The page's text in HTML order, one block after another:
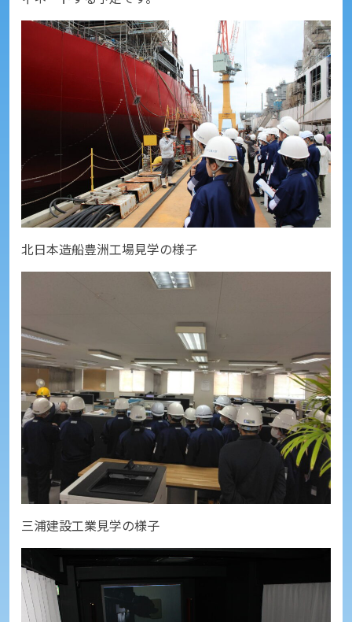
北日本造船豊洲工場見学の様子
三浦建設工業見学の様子